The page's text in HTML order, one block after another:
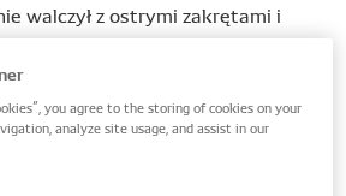
walczył z ostrymi zakrętami i
zaspę, podczas pierwszego
najlepszy czas. Jego pewność
drugiego przejazdu, który odbył
zapewnił sobie drugie
20 sekund do lidera.
you agree to the storing of cookies on your
analyze site usage, and assist in our